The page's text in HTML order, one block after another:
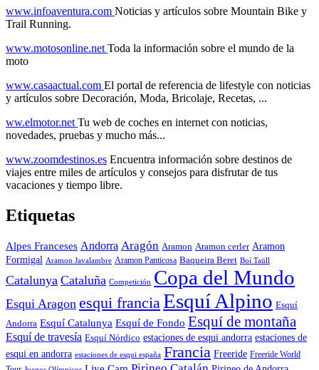
www.infoaventura.com Noticias y artículos sobre Mountain Bike y
Trail Running.
www.motosonline.net Toda la información sobre el mundo de la
moto
www.casaactual.com El portal de referencia de lifestyle con noticias
y artículos sobre Decoración, Moda, Bricolaje, Recetas, ...
ww.elmotor.net Tu web de coches en internet con noticias,
novedades, pruebas y mucho más...
www.zoomdestinos.es Encuentra información sobre destinos de
viajes entre miles de artículos y consejos para disfrutar de tus
vacaciones y tiempo libre.
Etiquetas
Alpes Franceses Andorra Aragón Aramon Aramon cerler Aramon
Formigal Aramon Javalambre Aramon Panticosa Baqueira Beret Boí Taüll
Catalunya Cataluña Competición Copa del Mundo
Esqui Aragon esqui franciaEsquí Alpino Esquí
Andorra Esquí Catalunya Esquí de Fondo Esquí de montaña
Esquí de travesía Esquí Nórdico estaciones de esqui andorra estaciones de
esqui en andorra estaciones de esqui españa Francia Freeride Freeride World